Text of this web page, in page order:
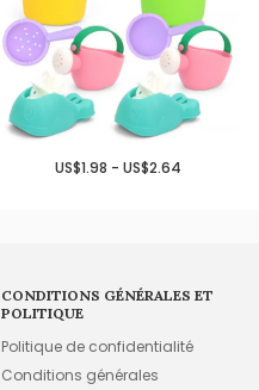
US$1.98 - US$2.64
CONDITIONS GÉNÉRALES ET
POLITIQUE
Politique de confidentialité
Conditions générales